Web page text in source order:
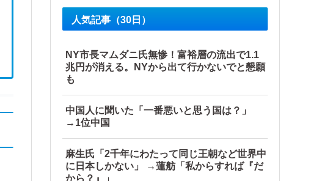
人気記事（30日）
NY市長マムダニ氏無惨！富裕層の流出で1.1
兆円が消える。NYから出て行かないでと懇願
も
中国人に聞いた「一番悪いと思う国は？」
→1位中国
麻生氏「2千年にわたって同じ王朝など世界中
に日本しかない」 →蓮舫「私からすれば『だ
から？』」